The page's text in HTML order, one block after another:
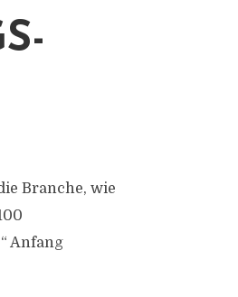
Branche, wie
Anfang